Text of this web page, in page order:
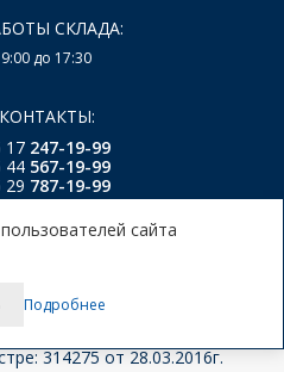
СКЛАДА:
до 17:30
17 247-19-99
44 567-19-99
29 787-19-99
Политика использования
системы"
314275 от 28.03.2016г.
сайта
Подробнее